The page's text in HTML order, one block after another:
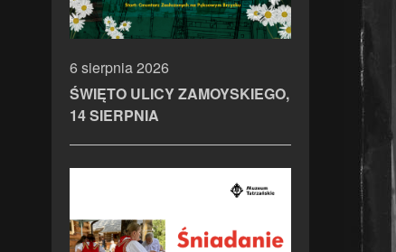
6 sierpnia 2026
ŚWIĘTO ULICY ZAMOYSKIEGO,
14 SIERPNIA